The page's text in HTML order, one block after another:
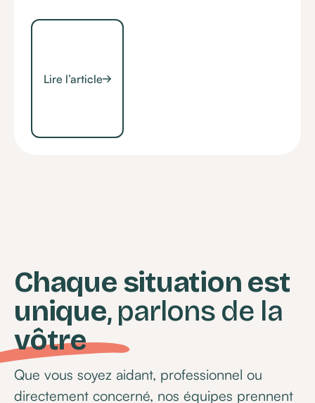
Lire l’article
Chaque situation est
unique, parlons de la
vôtre
Que vous soyez aidant, professionnel ou
directement concerné, nos équipes prennent